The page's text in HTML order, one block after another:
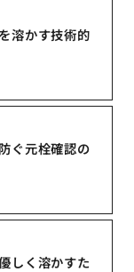
溶かす技術的
ぐ元栓確認の
しく溶かすた